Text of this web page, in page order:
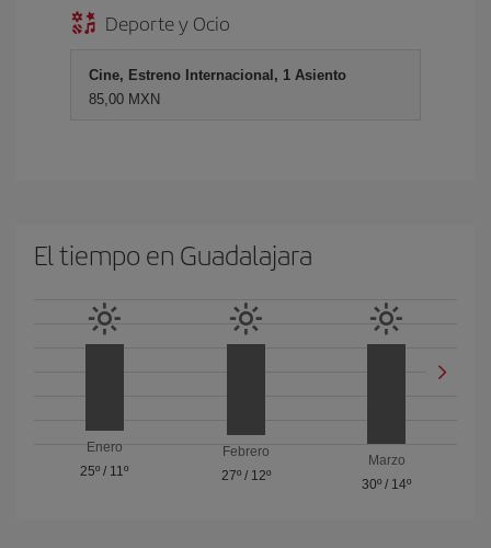
Deporte y Ocio
Cine, Estreno Internacional, 1 Asiento
85,00 MXN
El tiempo en Guadalajara
Enero
25º / 11º
Febrero
27º/ 12º
Marzo
30º / 14º